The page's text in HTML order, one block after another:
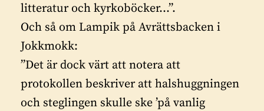
litteratur och kyrkoböcker…”.
Och så om Lampik på Avrättsbacken i
Jokkmokk:
”Det är dock värt att notera att
protokollen beskriver att halshuggningen
och steglingen skulle ske ’på vanlig